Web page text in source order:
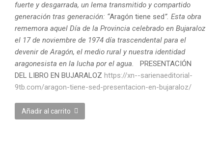
fuerte y desgarrada, un lema transmitido y compartido
generación tras generación: “Aragón tiene sed”. Esta obra
rememora aquel Día de la Provincia celebrado en Bujaraloz
el 17 de noviembre de 1974 día trascendental para el
devenir de Aragón, el medio rural y nuestra identidad
aragonesista en la lucha por el agua.
PRESENTACIÓN
DEL LIBRO EN BUJARALOZ https://xn--sarienaeditorial-
9tb.com/aragon-tiene-sed-presentacion-en-bujaraloz/
Añadir al carrito